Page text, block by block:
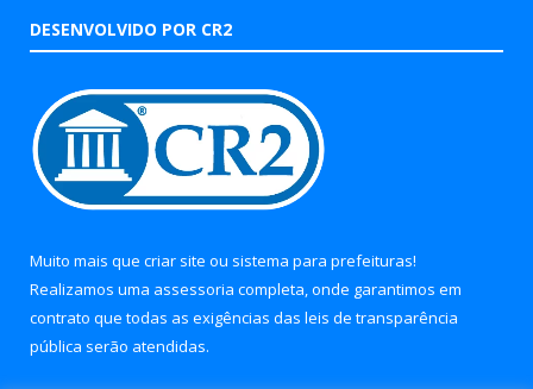
DESENVOLVIDO POR CR2
Muito mais que criar site ou sistema para prefeituras!
Realizamos uma assessoria completa, onde garantimos em
contrato que todas as exigências das leis de transparência
pública serão atendidas.